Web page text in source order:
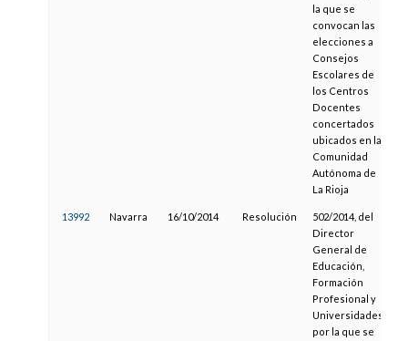
la que se
convocan las
elecciones a
Consejos
Escolares de
los Centros
Docentes
concertados
ubicados en la
Comunidad
Autónoma de
La Rioja
13992 Navarra 16/10/2014 Resolución
502/2014, del
Director
General de
Educación,
Formación
Profesional y
Universidades,
por la que se